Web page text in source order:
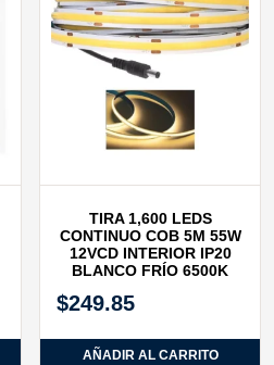
TIRA 1,600 LEDS
CONTINUO COB 5M 55W
12VCD INTERIOR IP20
BLANCO FRÍO 6500K
$249.85
AÑADIR AL CARRITO